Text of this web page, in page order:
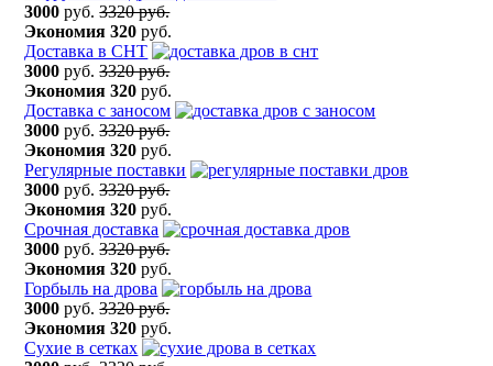
3000 руб.3320 руб.
Экономия 320 руб.
Доставка в СНТ
3000 руб.3320 руб.
Экономия 320 руб.
Доставка с заносом
3000 руб.3320 руб.
Экономия 320 руб.
Регулярные поставки
3000 руб.3320 руб.
Экономия 320 руб.
Срочная доставка
3000 руб.3320 руб.
Экономия 320 руб.
Горбыль на дрова
3000 руб.3320 руб.
Экономия 320 руб.
Сухие в сетках